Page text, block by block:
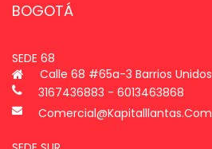
BOGOTÁ
SEDE 68
Calle 68 #65a-3 Barrios Unidos
3167436883 - 6013463868
Comercial@kapitalllantas.com